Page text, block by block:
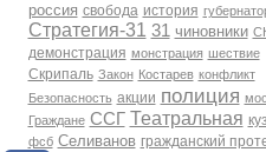
россия свобода история
Стратегия-31 31 чиновники
демонстрация монстрация шествие
Скрипаль Закон Костарев конфликт
Безопасность акции полиция
Граждане ССГ Театральная
фсб Селиванов гражданский